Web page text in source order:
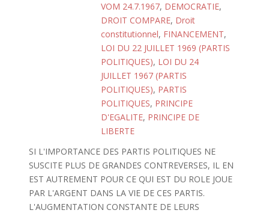
VOM 24.7.1967, DEMOCRATIE,
DROIT COMPARE, Droit
constitutionnel, FINANCEMENT,
LOI DU 22 JUILLET 1969 (PARTIS
POLITIQUES), LOI DU 24
JUILLET 1967 (PARTIS
POLITIQUES), PARTIS
POLITIQUES, PRINCIPE
D'EGALITE, PRINCIPE DE
LIBERTE
SI L'IMPORTANCE DES PARTIS POLITIQUES NE
SUSCITE PLUS DE GRANDES CONTREVERSES, IL EN
EST AUTREMENT POUR CE QUI EST DU ROLE JOUE
PAR L'ARGENT DANS LA VIE DE CES PARTIS.
L'AUGMENTATION CONSTANTE DE LEURS